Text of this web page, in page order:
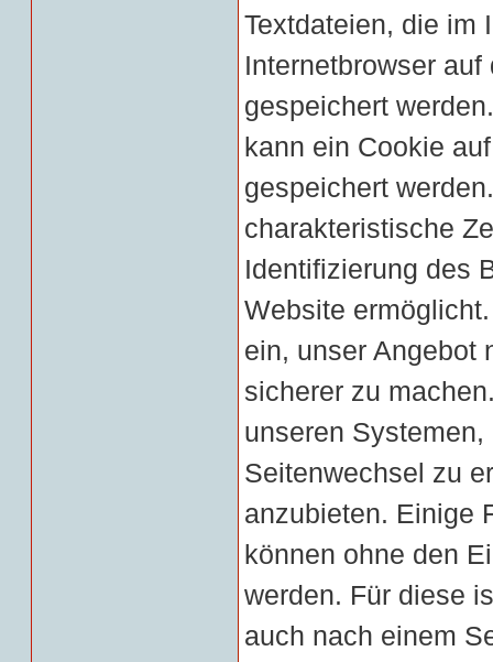
Textdateien, die im
Internetbrowser
gespeichert
kann ein Cookie
gespeichert
charakteristische
Identifizierung des
Website
ein, unser Angebot
sicherer zu
unseren
Seitenwechsel zu
anzubieten. Einige
können ohne den
werden. Für diese
auch nach einem